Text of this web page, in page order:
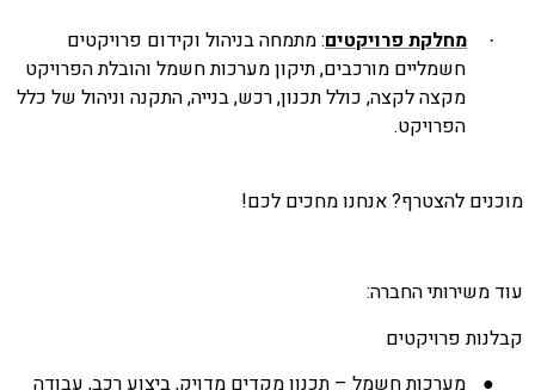
מחלקת פרויקטים: מתמחה בניהול וקידום פרויקטים
חשמליים מורכבים, תיקון מערכות חשמל והובלת הפרויקט
מקצה לקצה, כולל תכנון, רכש, בנייה, התקנה וניהול של כלל
הפרויקט.
להצטרף? אנחנו מחכים לכם!
משירותי החברה:
פרויקטים
מערכות חשמל– תכנון מקדים מדויק, ביצוע רכב, עבודה